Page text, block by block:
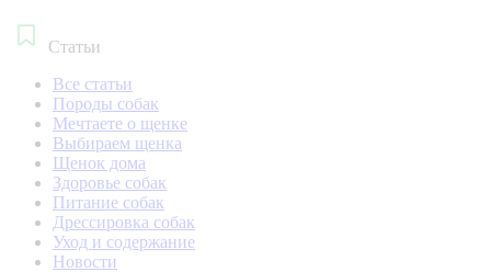
Статьи
Все статьи
Породы собак
Мечтаете о щенке
Выбираем щенка
Щенок дома
Здоровье собак
Питание собак
Дрессировка собак
Уход и содержание
Новости